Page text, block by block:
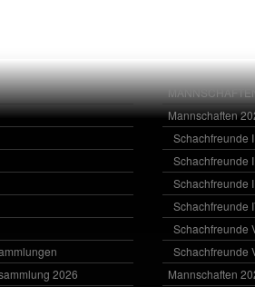
2026
Mannschaften
Schachfreunde
Schachfreunde
Schachfreunde
Schachfreunde
Schachfreunde
Schachfreunde
Mannschaften